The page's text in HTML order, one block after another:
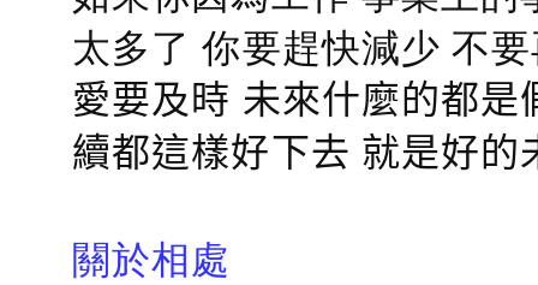
太多了 你要趕快減少 不
愛要及時 未來什麼的都
續都這樣好下去 就是好的
關於相處